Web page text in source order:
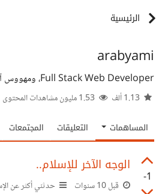
الرئيسية
arabyami
Full Stack Web Developer، ومهووس آخر لـ JavaScript
المساهمات التعليقات المجتمعات
-1
الوجه الآخر للإسلام..
قبل 10 سنوات حدثني أكثر عن